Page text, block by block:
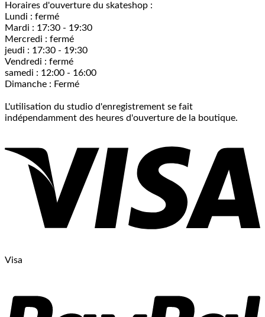
Horaires d'ouverture du skateshop :
Lundi : fermé
Mardi : 17:30 - 19:30
Mercredi : fermé
jeudi : 17:30 - 19:30
Vendredi : fermé
samedi : 12:00 - 16:00
Dimanche : Fermé
L'utilisation du studio d'enregistrement se fait
indépendamment des heures d'ouverture de la boutique.
Visa